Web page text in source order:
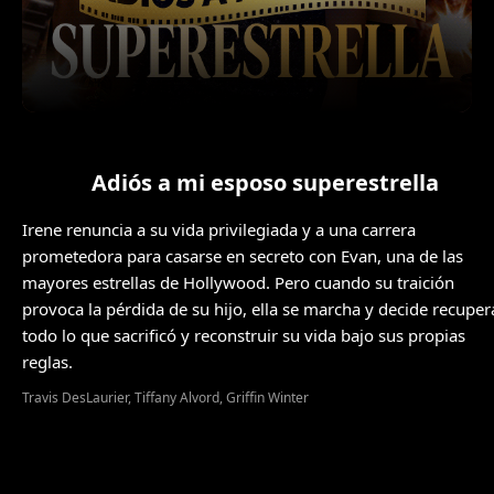
Adiós a mi esposo superestrella
Irene renuncia a su vida privilegiada y a una carrera
prometedora para casarse en secreto con Evan, una de las
mayores estrellas de Hollywood. Pero cuando su traición
provoca la pérdida de su hijo, ella se marcha y decide
todo lo que sacrificó y reconstruir su vida bajo sus propias
reglas.
Travis DesLaurier, Tiffany Alvord, Griffin Winter